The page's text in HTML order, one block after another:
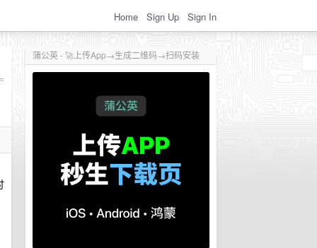
Home Sign Up Sign In
蒲公英 - 🚀上传App→生成二维码→扫码安装